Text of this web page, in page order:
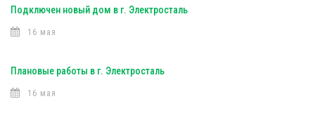
Подключен новый дом в г. Электросталь
16 мая
Плановые работы в г. Электросталь
16 мая